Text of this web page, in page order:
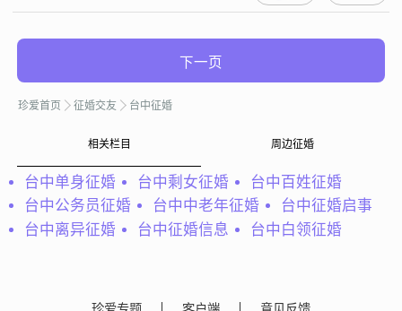
下一页
珍爱首页 征婚交友 台中征婚
相关栏目 周边征婚
台中单身征婚 台中剩女征婚
台中百姓征婚
台中公务员征婚
台中中老年征婚
台中征婚启事
台中离异征婚
台中征婚信息 台中白领征婚